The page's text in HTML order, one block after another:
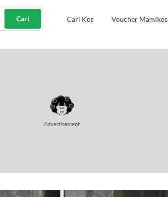
Cari Cari Kos Voucher Mamikos
Advertisement